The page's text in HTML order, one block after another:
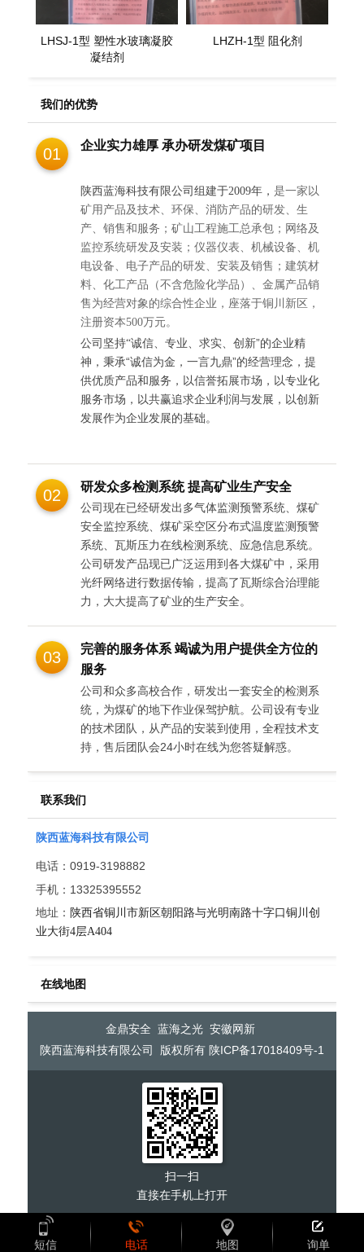
LHSJ-1型 塑性水玻璃凝胶
凝结剂
LHZH-1型 阻化剂
我们的优势
01 企业实力雄厚 承办研发煤矿项目
陕西蓝海科技有限公司组建于2009年， 是一家以
矿用产品及技术、环保、消防产品的研发、生
产、销售和服务；矿山工程施工总承包；网络及
监控系统研发及安装；仪器仪表、机械设备、机
电设备、电子产品的研发、安装及销售；建筑材
料、化工产品（不含危险化学品）、金属产品销
售为经营对象的综合性企业，座落于铜川新区，
注册资本500万元。
公司坚持“诚信、 专业、求实、创新”的企业精
神，秉承“诚信为金，一言九鼎”的经营理念，提
供优质产品和服务，以信誉拓展市场，以专业化
服务市场，以共赢追求企业利润与发展， 以创新
发展作为企业发展的基础。
02 研发众多检测系统 提高矿业生产安全
公司现在已经研发出多气体监测预警系统、煤矿
安全监控系统、煤矿采空区分布式温度监测预警
系统、瓦斯压力在线检测系统、应急信息系统。
公司研发产品现已广泛运用到各大煤矿中，采用
光纤网络进行数据传输，提高了瓦斯综合治理能
力，大大提高了矿业的生产安全。
03
完善的服务体系 竭诚为用户提供全方位的
服务
公司和众多高校合作，研发出一套安全的检测系
统，为煤矿的地下作业保驾护航。公司设有专业
的技术团队，从产品的安装到使用，全程技术支
持，售后团队会24小时在线为您答疑解惑。
联系我们
陕西蓝海科技有限公司
电话： 0919-3198882
手机：13325395552
地址： 陕西省铜川市新区朝阳路与光明南路十字口铜川创
业大街4层A404
在线地图
金鼎安全 蓝海之光 安徽网新
陕西蓝海科技有限公司 版权所有 陕ICP备17018409号-1
短信 电话 地图 询单
扫一扫
直接在手机上打开